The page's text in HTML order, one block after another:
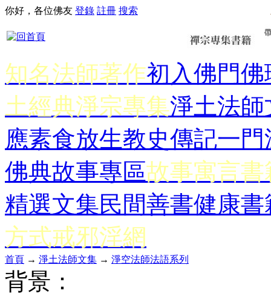
你好，各位佛友 登錄 註冊 搜索
知名法師著作初入佛門佛
土經典淨宗專集淨土法師
應素食放生教史傳記一門
佛典故事專區故事寓言書
精選文集民間善書健康書
方式戒邪淫網
首頁 → 淨土法師文集 → 淨空法師法語系列
背景：